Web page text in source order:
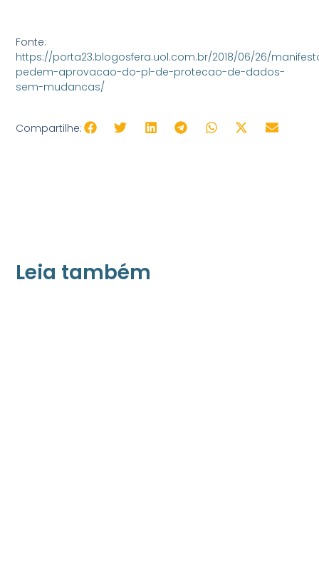
Fonte:
https://porta23.blogosfera.uol.com.br/2018/06/26/
pedem-aprovacao-do-pl-de-protecao-de-dados-
sem-mudancas/
Compartilhe:
Leia também